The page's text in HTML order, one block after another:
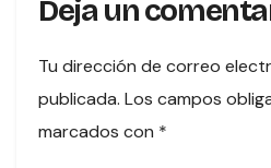
Deja un
Tu dirección de correo
publicada. Los campos
marcados con *